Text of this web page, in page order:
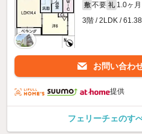
敷 不要 礼 1.0ヶ月
3階 / 2LDK /
お問い合わ
提供
フェリーチェのす